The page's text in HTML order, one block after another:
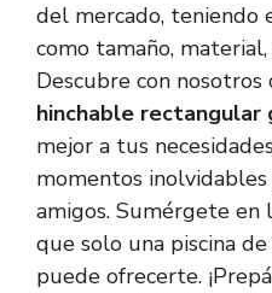
del mercado, teniendo
como tamaño,
Descubre con nosotros
hinchable rectangular
mejor a tus
momentos
amigos. Sumérgete en
que solo una piscina
puede ofrecerte.